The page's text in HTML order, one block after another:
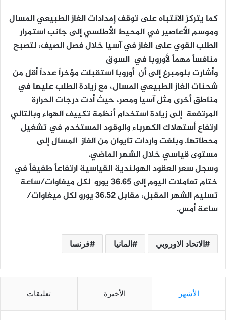
كما يتركز الانتباه على توقف إمدادات الغاز الطبيعي المسال
وموسم الأعاصير في المحيط الأطلسي إلى جانب استمرار
الطلب القوي على الغاز في آسيا خلال فصل الصيف، لتصبح
منافساً مهماً لأوروبا في السوق
وأشارت بلومبرغ إلى أن أوروبا استقبلت مؤخراً عدداً أقل من
شحنات الغاز الطبيعي المسال، مع زيادة الطلب عليها في
مناطق أخرى مثل آسيا ومصر، حيث أدت درجات الحرارة
المرتفعة إلى زيادة استخدام أنظمة تكييف الهواء وبالتالي
ارتفاع أستهلاك الكهرباء والوقود المستخدم في تشغيل
محطاتها. وبلغت واردات تايوان من الغاز المسال إلى
مستوى قياسي خلال الشهر الماضي.
وسجل سعر العقود الهولندية القياسية ارتفاعاً طفيفاً في
ختام تعاملات اليوم إلى 36.65 يورو لكل ميغاوات/ساعة
تسليم الشهر المقبل، مقابل 36.52 يورو لكل ميغاوات/
ساعة أمس.
الاتحاد الاوروبي المانيا فرنسا
الأشهر الأخيرة تعليقات